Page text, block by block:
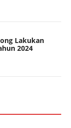
Lakukan
2024